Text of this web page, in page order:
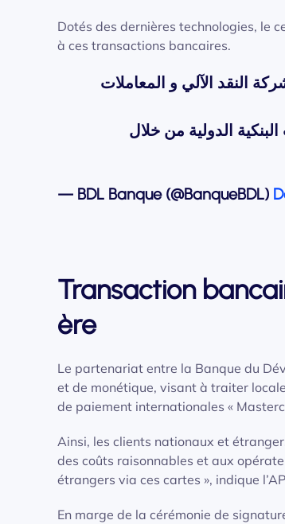
Dotés des dernières technologies, le
à ces transactions bancaires.
النقد الآلي و المعاملات
الدولية من خلال
— BDL Banque (@BanqueBDL)
Transaction
ère
Le partenariat entre la Banque du
et de monétique, visant à traiter
de paiement internationales «
Ainsi, les clients nationaux et
des coûts raisonnables et aux
étrangers via ces cartes », indique
En marge de la cérémonie de